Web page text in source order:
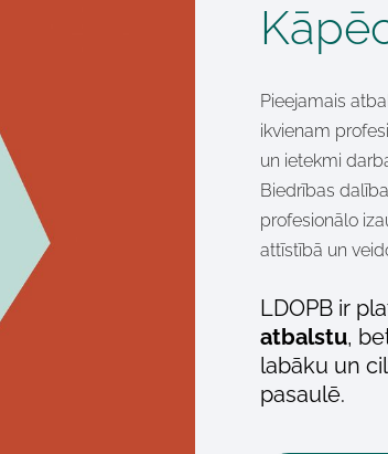
Pieejamais
ikvienam
un ietekmi
Biedrības
profesionālo
attīstībā un
LDOPB ir
atbalstu,
labāku un
pasaulē.